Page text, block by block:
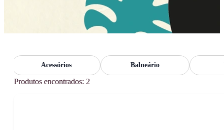
Acessórios Balneário
Produtos encontrados: 2